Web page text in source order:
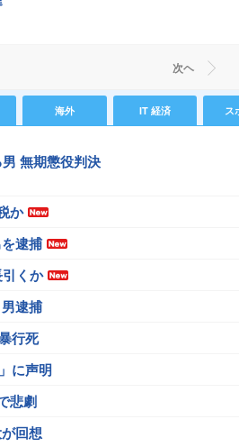
次ヘ
海外 IT 経済 ス
無期懲役判決
か
逮捕
くか
逮捕
行死
に声明
悲劇
回想